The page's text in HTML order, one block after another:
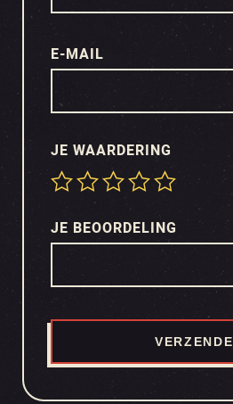
JE WAARDERING
JE BEOORDELING
E-MAIL